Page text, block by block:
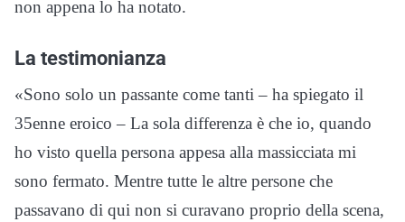
non appena lo ha notato.
La testimonianza
«Sono solo un passante come tanti – ha spiegato il
35enne eroico – La sola differenza è che io, quando
ho visto quella persona appesa alla massicciata mi
sono fermato. Mentre tutte le altre persone che
passavano di qui non si curavano proprio della scena,